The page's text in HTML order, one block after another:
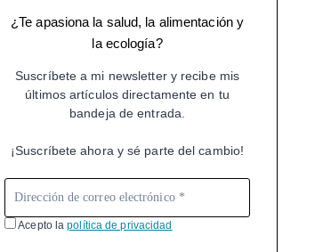
¿Te apasiona la salud, la alimentación y
la ecología?
Suscríbete a mi newsletter y recibe mis
últimos artículos directamente en tu
bandeja de entrada.
¡Suscríbete ahora y sé parte del cambio!
Acepto lapolítica de privacidad